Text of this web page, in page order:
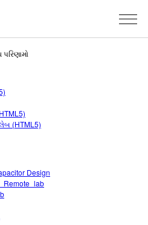
(HTML5)
Design